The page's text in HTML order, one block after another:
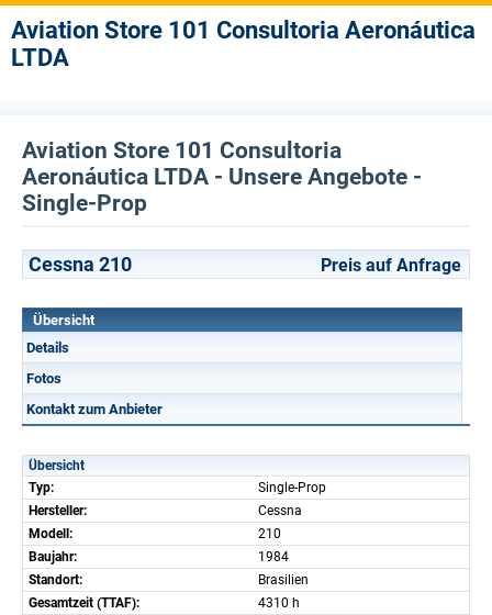
Aviation Store 101 Consultoria Aeronáutica
LTDA
Aviation Store 101 Consultoria
Aeronáutica LTDA - Unsere Angebote -
Single-Prop
Cessna 210 Preis auf Anfrage
Übersicht
Details
Fotos
Kontakt zum Anbieter
Übersicht
Typ:
Single-Prop
Hersteller:
Cessna
Modell:
210
Baujahr:
1984
Standort:
Brasilien
Gesamtzeit (TTAF):
4310 h